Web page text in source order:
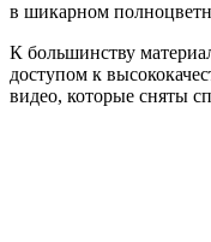
в шикарном
К большинству
доступом к
видео, которые сняты